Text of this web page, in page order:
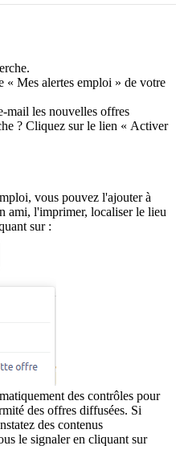
« Mes alertes emploi » de votre
mail les nouvelles offres
? Cliquez sur le lien « Activer
vous pouvez l'ajouter à
ami, l'imprimer, localiser le lieu
sur :
des contrôles pour
des offres diffusées. Si
des contenus
le signaler en cliquant sur